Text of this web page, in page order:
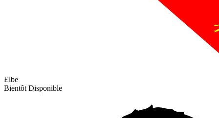
Elbe
Bientôt Disponible